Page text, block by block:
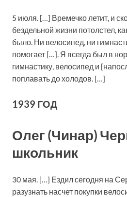
5 июля. […] Времечко летит, и
бездельной жизни потолстел,
было. Ни велосипед, ни
помогает […]. Я всегда был в
гимнастику, велосипед и
поплавать до холодов. […]
1939 ГОД
Олег (Чинар)
школьник
30 мая. […] Ездил сегодня на
разузнать насчет покупки